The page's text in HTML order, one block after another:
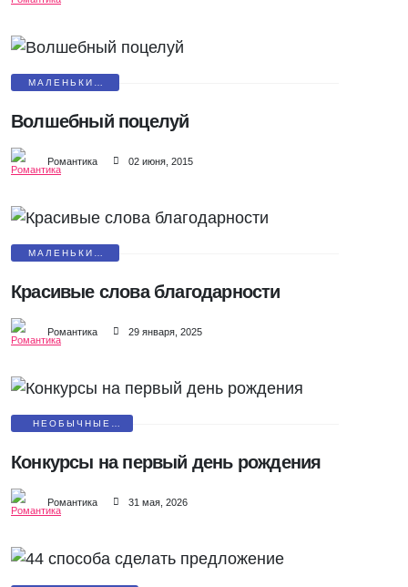
МАЛЕНЬКИЕ
Волшебный поцелуй
Романтика 02 июня, 2015
МАЛЕНЬКИЕ
Красивые слова благодарности
Романтика 29 января, 2025
НЕОБЫЧНЫЕ
Конкурсы на первый день рождения
Романтика 31 мая, 2026